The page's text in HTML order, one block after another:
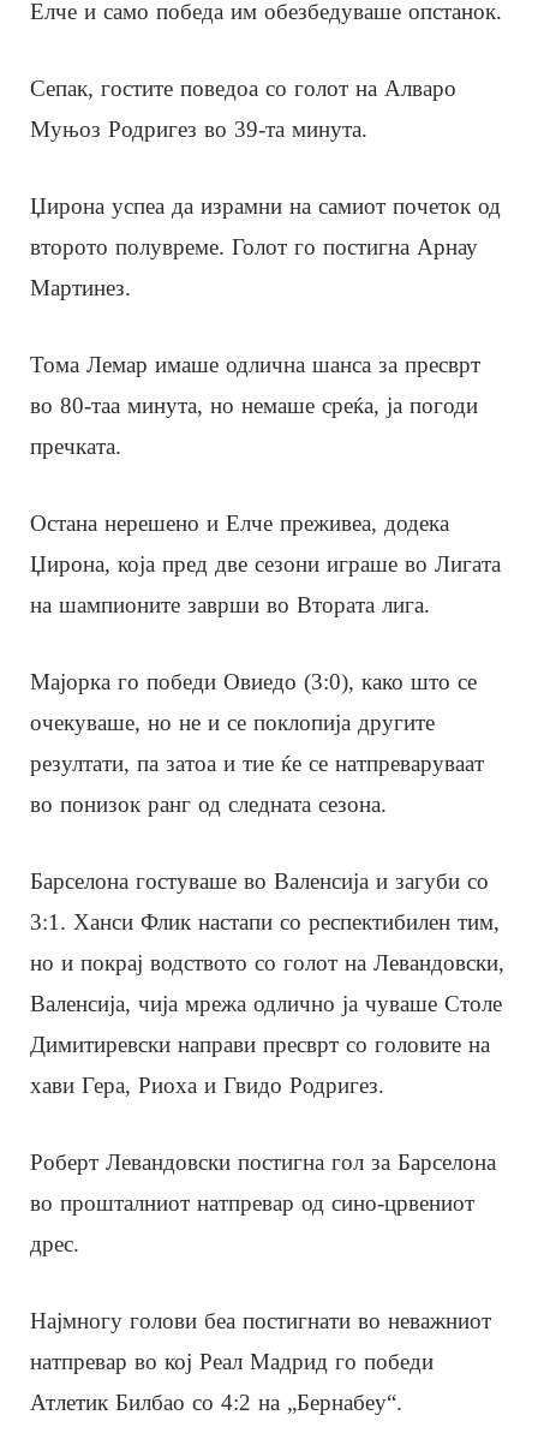
Елче и само победа им обезбедуваше опстанок.
Сепак, гостите поведоа со голот на Алваро
Муњоз Родригез во 39-та минута.
Џирона успеа да израмни на самиот почеток од
второто полувреме. Голот го постигна Арнау
Мартинез.
Тома Лемар имаше одлична шанса за пресврт
во 80-таа минута, но немаше среќа, ја погоди
пречката.
Остана нерешено и Елче преживеа, додека
Џирона, која пред две сезони играше во Лигата
на шампионите заврши во Втората лига.
Мајорка го победи Овиедо (3:0), како што се
очекуваше, но не и се поклопија другите
резултати, па затоа и тие ќе се натпреваруваат
во понизок ранг од следната сезона.
Барселона гостуваше во Валенсија и загуби со
3:1. Ханси Флик настапи со респектибилен тим,
но и покрај водството со голот на Левандовски,
Валенсија, чија мрежа одлично ја чуваше Столе
Димитиревски направи пресврт со головите на
хави Гера, Риоха и Гвидо Родригез.
Роберт Левандовски постигна гол за Барселона
во прошталниот натпревар од сино-црвениот
дрес.
Најмногу голови беа постигнати во неважниот
натпревар во кој Реал Мадрид го победи
Атлетик Билбао со 4:2 на „Бернабеу“.